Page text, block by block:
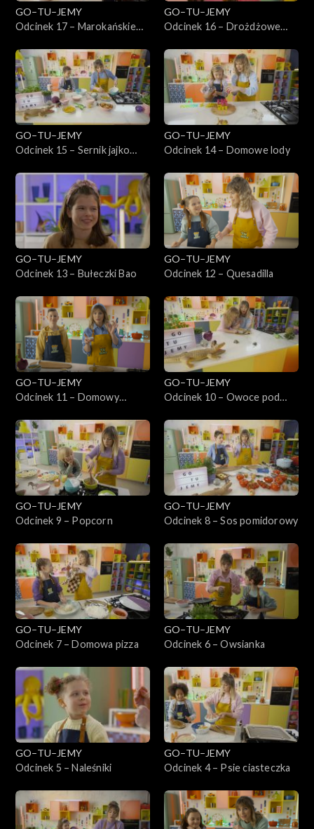
GO–TU–JEMY
Odcinek 17 – Marokańskie
GO–TU–JEMY
Odcinek 16 – Drożdżowe
kruszonką
GO–TU–JEMY
Odcinek 15 – Sernik jajko
GO–TU–JEMY
Odcinek 14 – Domowe lody
GO–TU–JEMY
Odcinek 13 – Bułeczki Bao
GO–TU–JEMY
Odcinek 12 – Quesadilla
GO–TU–JEMY
Odcinek 11 – Domowy
GO–TU–JEMY
Odcinek 10 – Owoce pod
GO–TU–JEMY
Odcinek 9 – Popcorn
GO–TU–JEMY
Odcinek 8 – Sos pomidorowy
GO–TU–JEMY
Odcinek 7 – Domowa pizza
GO–TU–JEMY
Odcinek 6 – Owsianka
GO–TU–JEMY
Odcinek 5 – Naleśniki
GO–TU–JEMY
Odcinek 4 – Psie ciasteczka